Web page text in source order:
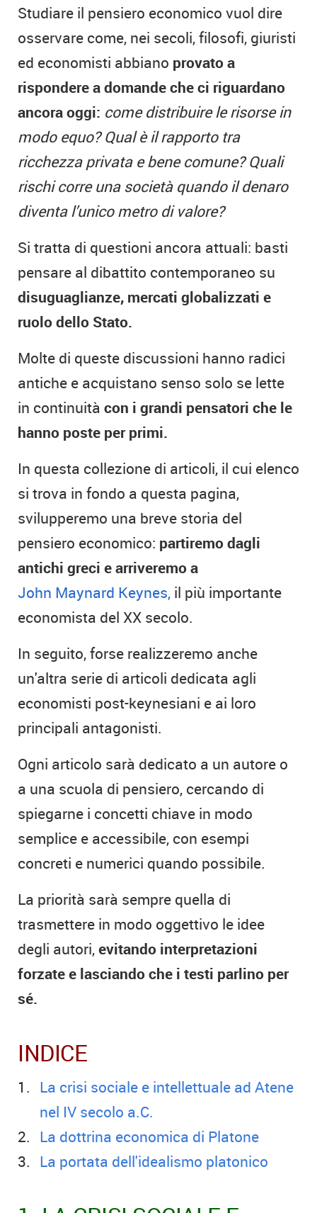
Studiare il pensiero economico vuol dire
osservare come, nei secoli, filosofi, giuristi
ed economisti abbiano provato a
rispondere a domande che ci riguardano
ancora oggi: come distribuire le risorse in
modo equo? Qual è il rapporto tra
ricchezza privata e bene comune? Quali
rischi corre una società quando il denaro
diventa l’unico metro di valore?
Si tratta di questioni ancora attuali: basti
pensare al dibattito contemporaneo su
disuguaglianze, mercati globalizzati e
ruolo dello Stato.
Molte di queste discussioni hanno radici
antiche e acquistano senso solo se lette
in continuità con i grandi pensatori che le
hanno poste per primi.
In questa collezione di articoli, il cui elenco
si trova in fondo a questa pagina,
svilupperemo una breve storia del
pensiero economico: partiremo dagli
antichi greci e arriveremo a
John Maynard Keynes, il più importante
economista del XX secolo.
In seguito, forse realizzeremo anche
un'altra serie di articoli dedicata agli
economisti post-keynesiani e ai loro
principali antagonisti.
Ogni articolo sarà dedicato a un autore o
a una scuola di pensiero, cercando di
spiegarne i concetti chiave in modo
semplice e accessibile, con esempi
concreti e numerici quando possibile.
La priorità sarà sempre quella di
trasmettere in modo oggettivo le idee
degli autori,evitando interpretazioni
forzate e lasciando che i testi parlino per
sé.
INDICE
La crisi sociale e intellettuale ad Atene
nel IV secolo a.C.
La dottrina economica di Platone
La portata dell'idealismo platonico